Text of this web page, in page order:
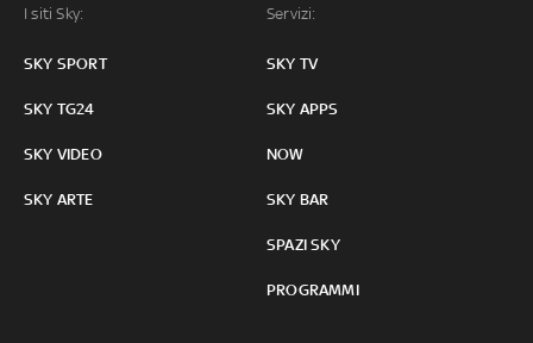
I siti Sky:
SKY SPORT
SKY TG24
SKY VIDEO
SKY ARTE
Servizi:
SKY TV
SKY APPS
NOW
SKY BAR
SPAZI SKY
PROGRAMMI